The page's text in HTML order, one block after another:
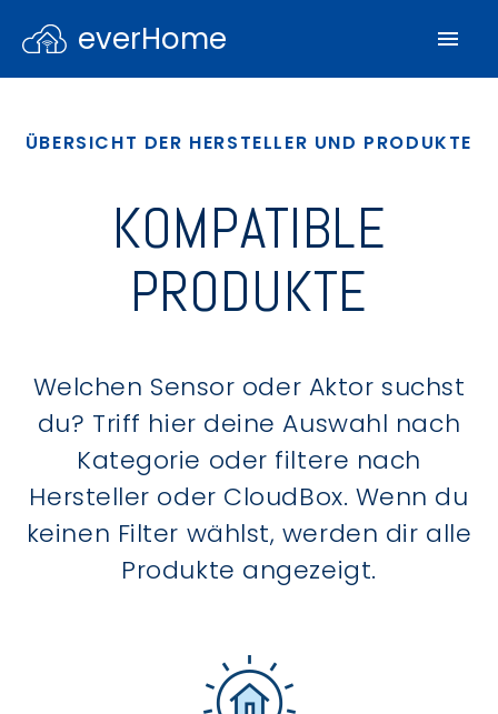
everHome
ÜBERSICHT DER HERSTELLER UND PRODUKTE
KOMPATIBLE
PRODUKTE
Welchen Sensor oder Aktor suchst
du? Triff hier deine Auswahl nach
Kategorie oder filtere nach
Hersteller oder CloudBox. Wenn du
keinen Filter wählst, werden dir alle
Produkte angezeigt.